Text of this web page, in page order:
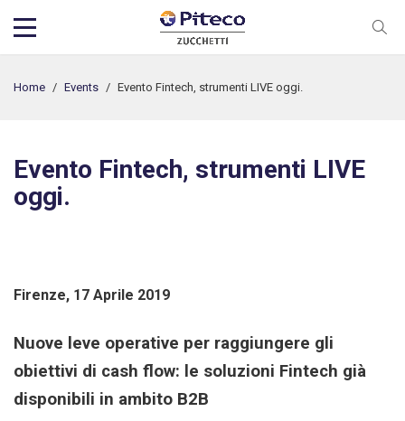
Home / Events / Evento Fintech, strumenti LIVE oggi.
Evento Fintech, strumenti LIVE
oggi.
Firenze, 17 Aprile 2019
Nuove leve operative per raggiungere gli
obiettivi di cash flow: le soluzioni Fintech già
disponibili in ambito B2B